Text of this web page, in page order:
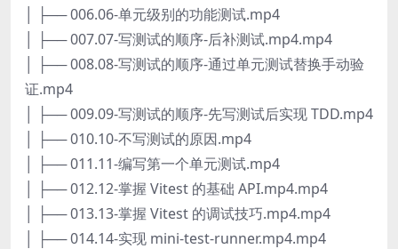
│ ├── 006.06-单元级别的功能测试.mp4
│ ├── 007.07-写测试的顺序-后补测试.mp4.mp4
│ ├── 008.08-写测试的顺序-通过单元测试替换手动验
证.mp4
│ ├── 009.09-写测试的顺序-先写测试后实现 TDD.mp4
│ ├── 010.10-不写测试的原因.mp4
│ ├── 011.11-编写第一个单元测试.mp4
│ ├── 012.12-掌握 Vitest 的基础 API.mp4.mp4
│ ├── 013.13-掌握 Vitest 的调试技巧.mp4.mp4
│ ├── 014.14-实现 mini-test-runner.mp4.mp4